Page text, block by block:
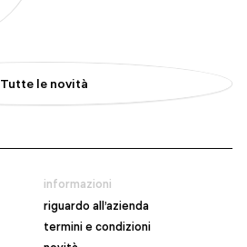
Tutte le novità
informazioni
riguardo all’azienda
termini e condizioni